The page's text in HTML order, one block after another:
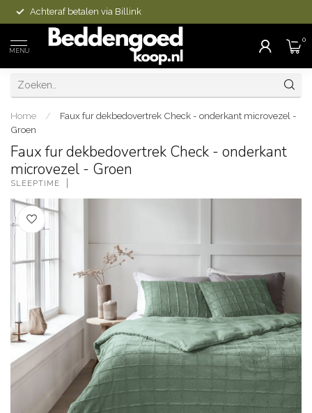
Achteraf betalen via Billink
MENU
0
Home /
Faux fur dekbedovertrek Check - onderkant microvezel -
Groen
Faux fur dekbedovertrek Check - onderkant
microvezel - Groen
SLEEPTIME